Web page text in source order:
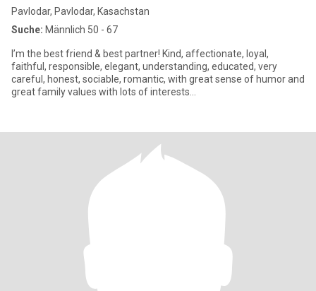
Pavlodar, Pavlodar, Kasachstan
Suche: Männlich 50 - 67
I’m the best friend & best partner! Kind, affectionate, loyal,
faithful, responsible, elegant, understanding, educated, very
careful, honest, sociable, romantic, with great sense of humor and
great family values with lots of interests...